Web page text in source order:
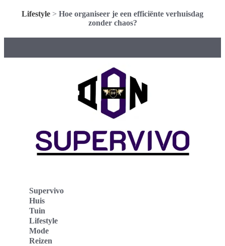
Lifestyle > Hoe organiseer je een efficiënte verhuisdag
zonder chaos?
Supervivo
Huis
Tuin
Lifestyle
Mode
Reizen